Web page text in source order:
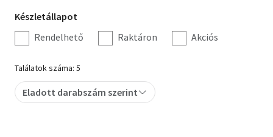
Hobbi, szabadidő
Irodalom
Művészet
Szakkönyv
Készletállapot
szűrés
Készletállapot
Rendelhető
Raktáron Akciós
Találatok száma: 5
Eladott darabszám szerint